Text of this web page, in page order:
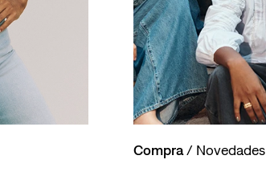
Compra/ Novedades